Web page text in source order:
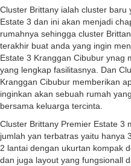
Cluster Brittany ialah cluster
Estate 3 dan ini akan menjadi
rumahnya sehingga cluster
terakhir buat anda yang ingin
Estate 3 Kranggan Cibubur ynag
yang lengkap fasilitasnya. Dan
Kranggan Cibubur memberikan
inginkan akan sebuah rumah
bersama keluarga tercinta.
Cluster Brittany Premier Estate 3
jumlah yan terbatras yaitu hanya
2 lantai dengan ukurtan kompak
dan juga layout yang fungsionall